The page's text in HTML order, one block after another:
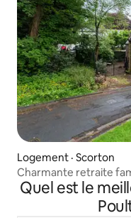
Logement · Scorton
Charmante retraite
le jardin
Quel est le